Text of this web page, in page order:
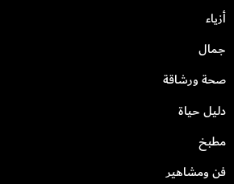
أزياء
جمال
صحة ورشاقة
دليل حياة
مطبخ
فن ومشاهير